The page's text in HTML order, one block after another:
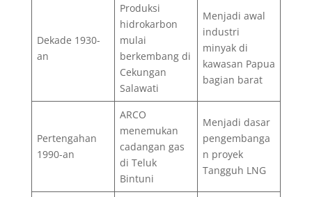
Dekade 1930-
an
Produksi
hidrokarbon
mulai
berkembang di
Cekungan
Salawati
Menjadi awal
industri
minyak di
kawasan Papua
bagian barat
Pertengahan
1990-an
ARCO
menemukan
cadangan gas
di Teluk
Bintuni
Menjadi dasar
pengembanga
n proyek
Tangguh LNG